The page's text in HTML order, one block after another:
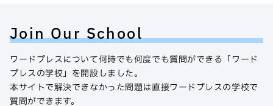
Join Our School
ワードプレスについて何時でも何度でも質問ができる「ワード
プレスの学校」を開設しました。
本サイトで解決できなかった問題は直接ワードプレスの学校で
質問ができます。